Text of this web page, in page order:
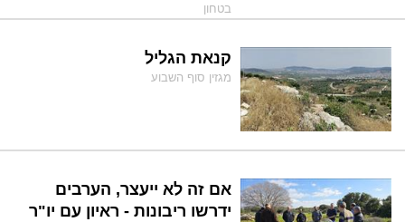
בטחון
קנאת הגליל
מגזין סוף השבוע
אם זה לא ייעצר, הערבים
ידרשו ריבונות - ראיון עם יו"ר